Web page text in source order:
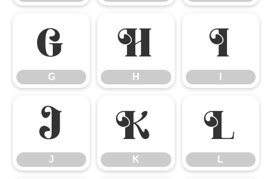
G
G
H
H
I
J
J
K
K
L
L